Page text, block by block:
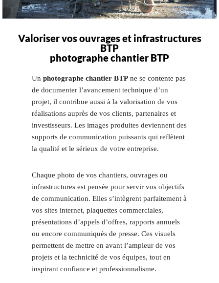
Valoriser vos ouvrages et infrastructures
BTP
photographe chantier BTP
Un photographe chantier BTP ne se contente pas
de documenter l’avancement technique d’un
projet, il contribue aussi à la valorisation de vos
réalisations auprès de vos clients, partenaires et
investisseurs. Les images produites deviennent des
supports de communication puissants qui reflètent
la qualité et le sérieux de votre entreprise.
Chaque photo de vos chantiers, ouvrages ou
infrastructures est pensée pour servir vos objectifs
de communication. Elles s’intègrent parfaitement à
vos sites internet, plaquettes commerciales,
présentations d’appels d’offres, rapports annuels
ou encore communiqués de presse. Ces visuels
permettent de mettre en avant l’ampleur de vos
projets et la technicité de vos équipes, tout en
inspirant confiance et professionnalisme.